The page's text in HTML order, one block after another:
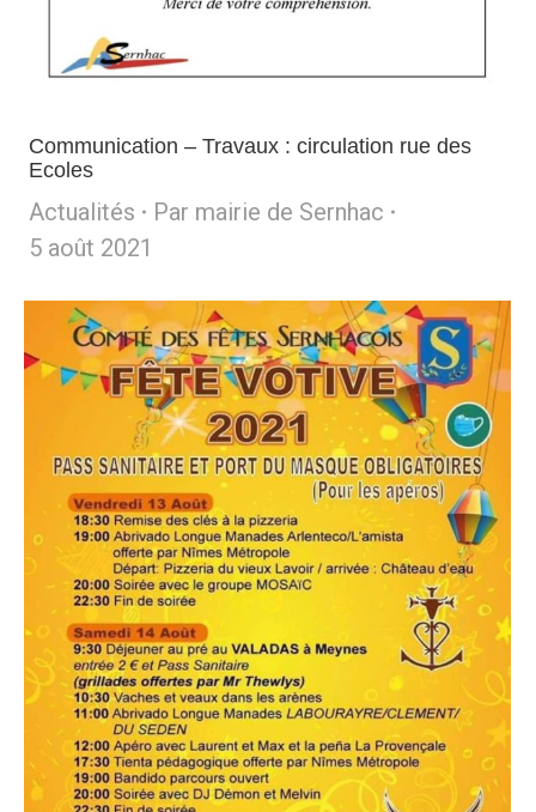
Communication – Travaux : circulation rue des
Ecoles
Actualités Par mairie de Sernhac
5 août 2021